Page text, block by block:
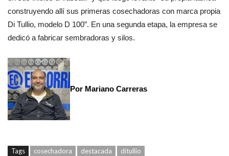
construyendo allí sus primeras cosechadoras con marca propia
Di Tullio, modelo D 100”. En una segunda etapa, la empresa se
dedicó a fabricar sembradoras y silos.
Por Mariano Carreras
Tags cosechadora destacada ditullio